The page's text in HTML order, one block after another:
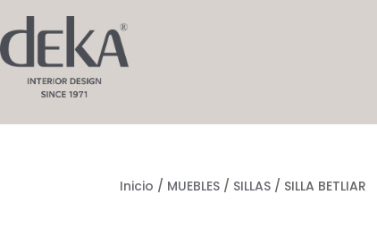
Inicio / MUEBLES / SILLAS / SILLA BETLIAR